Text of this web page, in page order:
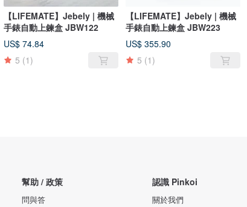
【LIFEMATE】Jebely | 機械
手錶自動上鍊盒 JBW122
US$ 74.84
5 (1)
【LIFEMATE】Jebely | 機械
手錶自動上鍊盒 JBW223
US$ 355.90
5 (1)
幫助 / 政策
問與答
認識 Pinkoi
關於我們